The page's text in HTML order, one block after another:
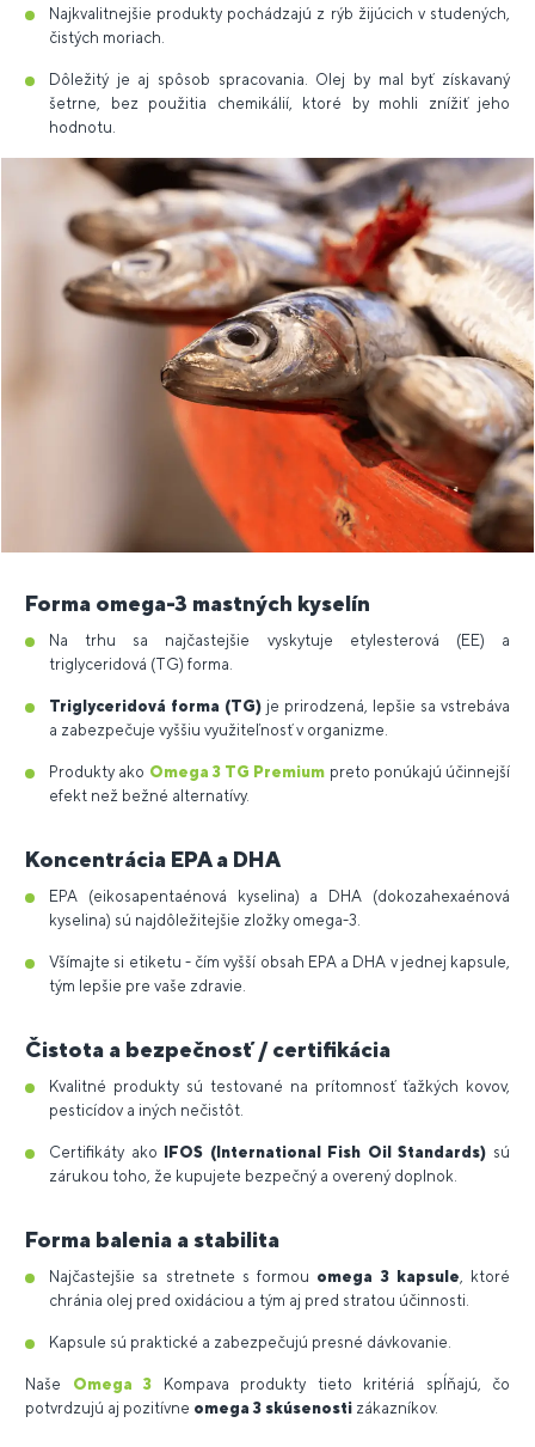
Najkvalitnejšie produkty pochádzajú z rýb žijúcich v studených,
čistých moriach.
Dôležitý je aj spôsob spracovania. Olej by mal byť získavaný
šetrne, bez použitia chemikálií, ktoré by mohli znížiť jeho
hodnotu.
Forma omega-3 mastných kyselín
Na trhu sa najčastejšie vyskytuje etylesterová (EE) a
triglyceridová (TG) forma.
Triglyceridová forma (TG) je prirodzená, lepšie sa vstrebáva
a zabezpečuje vyššiu využiteľnosť v organizme.
Produkty ako Omega 3 TG Premium preto ponúkajú účinnejší
efekt než bežné alternatívy.
Koncentrácia EPA a DHA
EPA (eikosapentaénová kyselina) a DHA (dokozahexaénová
kyselina) sú najdôležitejšie zložky omega-3.
Všímajte si etiketu - čím vyšší obsah EPA a DHA v jednej kapsule,
tým lepšie pre vaše zdravie.
Čistota a bezpečnosť / certifikácia
Kvalitné produkty sú testované na prítomnosť ťažkých kovov,
pesticídov a iných nečistôt.
Certifikáty ako IFOS (International Fish Oil Standards) sú
zárukou toho, že kupujete bezpečný a overený doplnok.
Forma balenia a stabilita
Najčastejšie sa stretnete s formou omega 3 kapsule, ktoré
chránia olej pred oxidáciou a tým aj pred stratou účinnosti.
Kapsule sú praktické a zabezpečujú presné dávkovanie.
Naše Omega 3 Kompava produkty tieto kritériá spĺňajú, čo
potvrdzujú aj pozitívne omega 3 skúsenosti zákazníkov.